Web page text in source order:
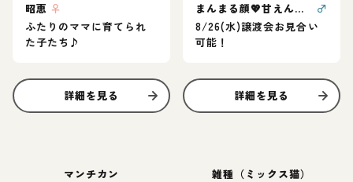
昭恵 ♀
ふたりのママに育てられ
た子たち♪
詳細を見る
まんまる顔💖甘えん坊愛らしさ満点甘平くん
♂
8/26(水)譲渡会お見合い
可能！
詳細を見る
マンチカン 雑種（ミックス猫）